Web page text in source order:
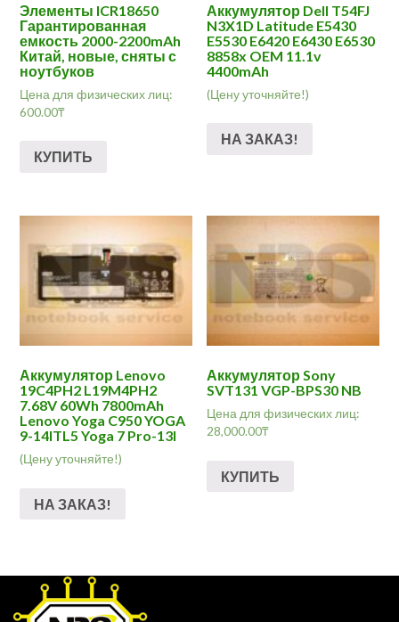
Элементы ICR18650
Гарантированная
емкость 2000-2200mAh
Китай, новые, сняты с
ноутбуков
Цена для физических лиц:
600.00₸
КУПИТЬ
Аккумулятор Dell T54FJ
N3X1D Latitude E5430
E5530 E6420 E6430 E6530
8858x OEM 11.1v
4400mAh
(Цену уточняйте!)
НА ЗАКАЗ!
Аккумулятор Lenovo
19C4PH2 L19M4PH2
7.68V 60Wh 7800mAh
Lenovo Yoga C950 YOGA
9-14ITL5 Yoga 7 Pro-13I
(Цену уточняйте!)
НА ЗАКАЗ!
Аккумулятор Sony
SVT131 VGP-BPS30 NB
Цена для физических лиц:
28,000.00₸
КУПИТЬ